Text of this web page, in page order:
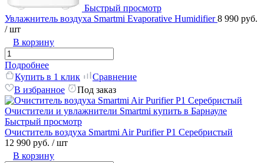
Быстрый просмотр
Увлажнитель воздуха Smartmi Evaporative Humidifier8 990 руб.
/ шт
В корзину
Подробнее
Купить в 1 клик
Сравнение
В избранное
Под заказ
Быстрый просмотр
Очиститель воздуха Smartmi Air Purifier P1 Серебристый
12 990 руб. / шт
В корзину